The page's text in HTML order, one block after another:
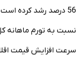
56 درصد رشد کرده
سرعت افزایش قیمت